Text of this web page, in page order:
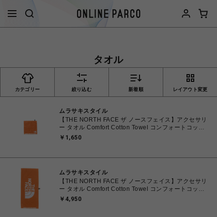
タオル
カテゴリー 絞り込む 新着順 レイアウト変更
ムラサキスタイル
【THE NORTH FACE ザ ノースフェイス】アクセサリ
ー タオル Comfort Cotton Towel コンフォートコット
￥1,650
ムラサキスタイル
【THE NORTH FACE ザ ノースフェイス】アクセサリ
ー タオル Comfort Cotton Towel コンフォートコット
￥4,950